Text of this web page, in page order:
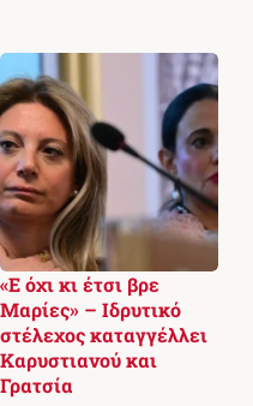
«Ε όχι κι έτσι βρε
Μαρίες» – Ιδρυτικό
στέλεχος καταγγέλλει
Καρυστιανού και
Γρατσία